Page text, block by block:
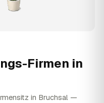
Firmen in
in Bruchsal —